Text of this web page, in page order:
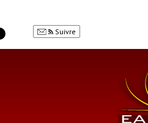
Suivre